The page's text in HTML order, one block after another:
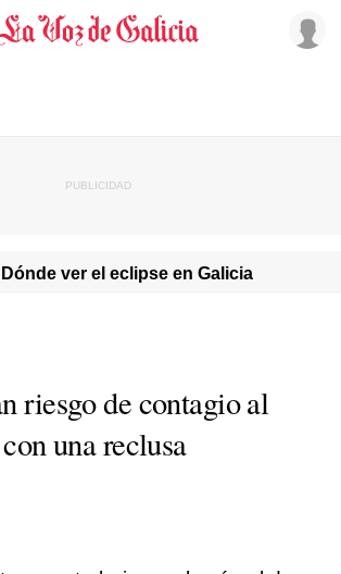
ver el eclipse en Galicia
riesgo de contagio al
una reclusa